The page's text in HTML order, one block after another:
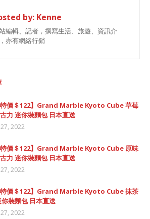
by: Kenne
編輯、記者，撰寫生活、旅遊、資訊介
亦有網絡行銷
特價＄122】Grand Marble Kyoto Cube 草莓
力 迷你裝麵包 日本直送
27, 2022
特價＄122】Grand Marble Kyoto Cube 原味
力 迷你裝麵包 日本直送
27, 2022
特價＄122】Grand Marble Kyoto Cube 抹茶
裝麵包 日本直送
27, 2022